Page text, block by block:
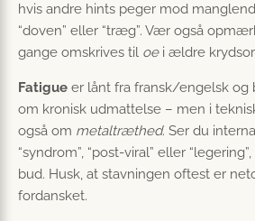
hvis andre hints peger mod
“doven” eller “træg”. Vær også
gange omskrives til oei ældre
Fatigue er lånt fra fransk/engelsk og
om kronisk udmattelse – men i
også om metaltræthed. Ser du
“syndrom”, “post-viral” eller
bud. Husk, at stavningen oftest er
fordansket.